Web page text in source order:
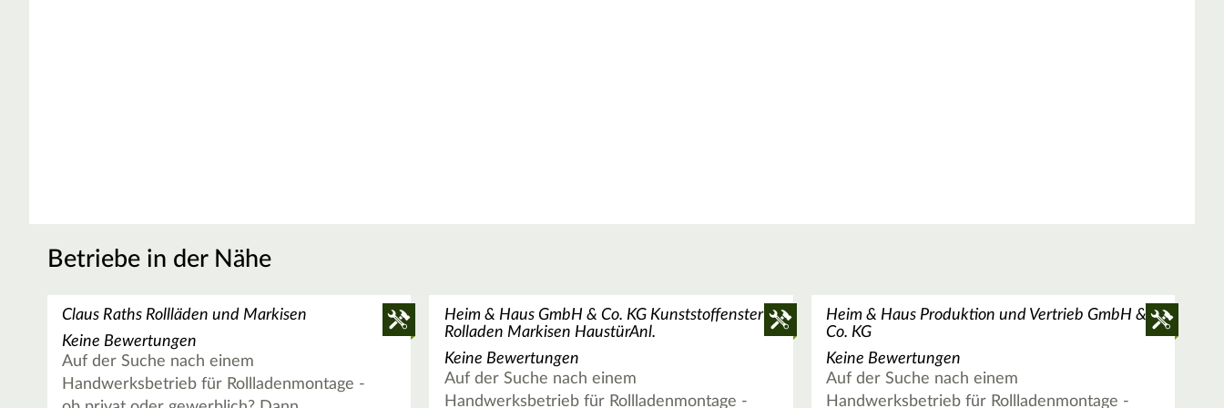
Betriebe in der Nähe
Claus Raths Rollläden und Markisen
Keine Bewertungen
Auf der Suche nach einem
Handwerksbetrieb für Rollladenmontage -
Heim & Haus GmbH & Co. KG Kunststoffenster
Rolladen Markisen HaustürAnl.
Keine Bewertungen
Auf der Suche nach einem
Handwerksbetrieb für Rollladenmontage -
Heim & Haus Produktion und Vertrieb GmbH &
Co. KG
Keine Bewertungen
Auf der Suche nach einem
Handwerksbetrieb für Rollladenmontage -